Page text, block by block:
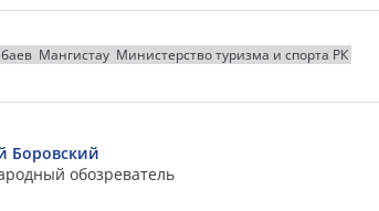
Мангистау Министерство туризма и спорта РК
Боровский
обозреватель